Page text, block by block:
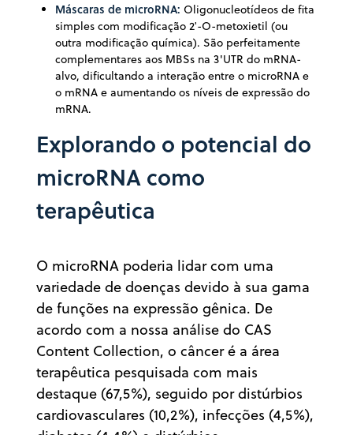
Máscaras de microRNA: Oligonucleotídeos de fita
simples com modificação 2ʹ-O-metoxietil (ou
outra modificação química). São perfeitamente
complementares aos MBSs na 3'UTR do mRNA-
alvo, dificultando a interação entre o microRNA e
o mRNA e aumentando os níveis de expressão do
mRNA.
Explorando o potencial do
microRNA como
terapêutica
O microRNA poderia lidar com uma
variedade de doenças devido à sua gama
de funções na expressão gênica. De
acordo com a nossa análise do CAS
Content Collection, o câncer é a área
terapêutica pesquisada com mais
destaque (67,5%), seguido por distúrbios
cardiovasculares (10,2%), infecções (4,5%),